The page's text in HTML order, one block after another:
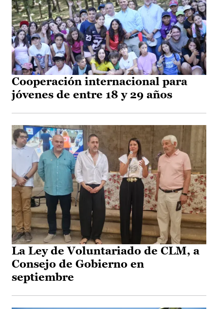
Cooperación internacional para
jóvenes de entre 18 y 29 años
La Ley de Voluntariado de CLM, a
Consejo de Gobierno en
septiembre